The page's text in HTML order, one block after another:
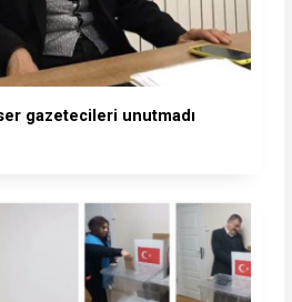
gazetecileri unutmadı